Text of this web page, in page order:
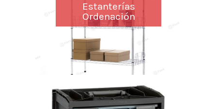
Estanterías
Ordenación